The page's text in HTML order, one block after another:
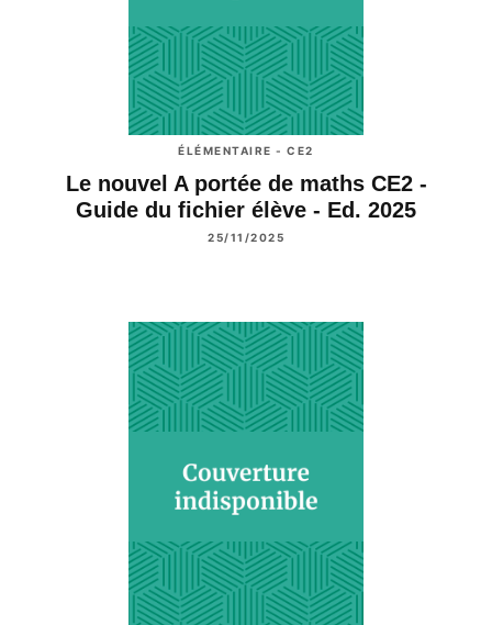
ÉLÉMENTAIRE - CE2
Le nouvel A portée de maths CE2 -
Guide du fichier élève - Ed. 2025
25/11/2025